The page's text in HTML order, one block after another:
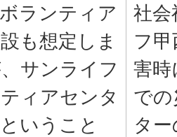
ランティア
も想定しま
サンライフ
ィアセンタ
いうこと
社会
フ
害
で
タ